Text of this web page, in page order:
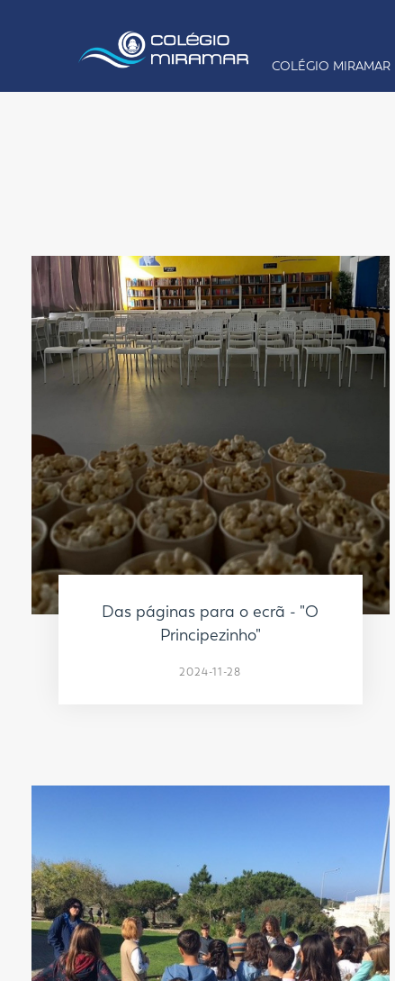
COLÉGIO MIRAMAR
Das páginas para o ecrã - "O
Principezinho"
2024-11-28